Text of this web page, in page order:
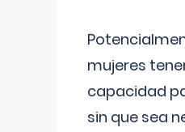
mujeres
capacidad
sin que sea